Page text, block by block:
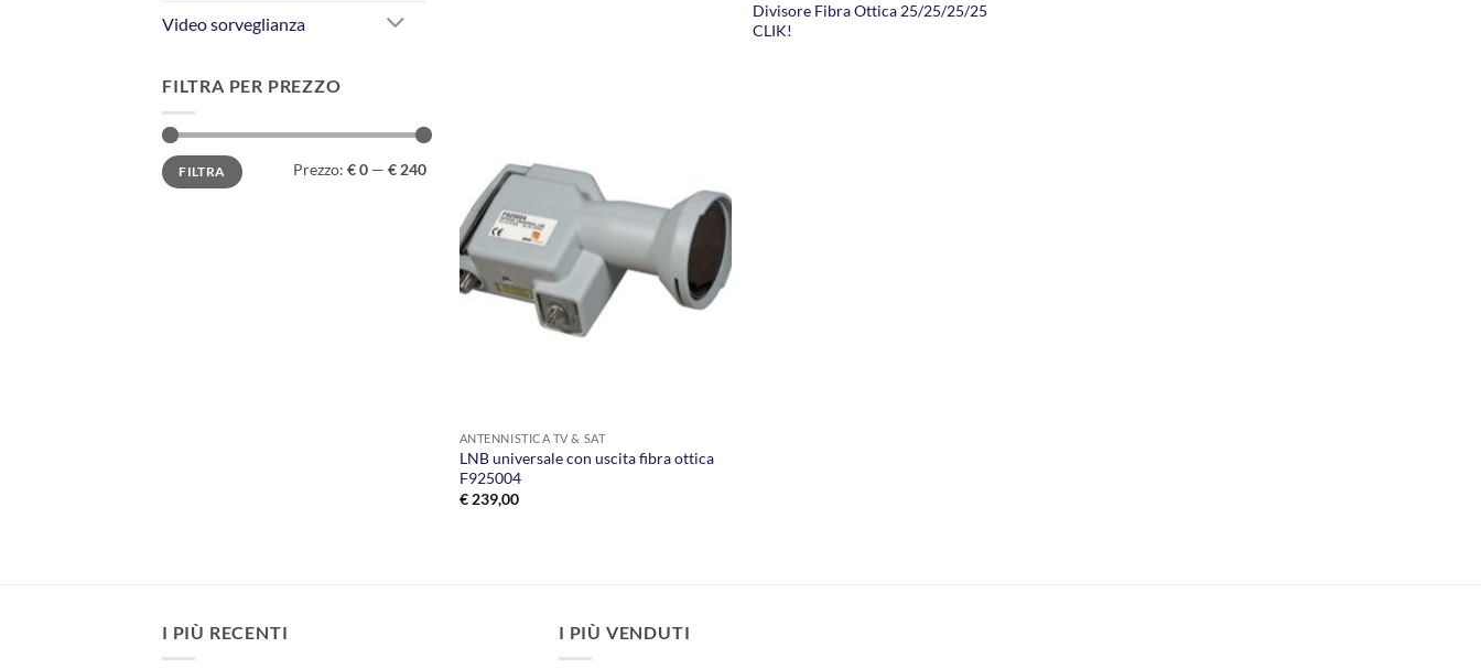
Video sorveglianza
FILTRA PER PREZZO
Prezzo
Min
Prezzo
MaxFILTRA Prezzo: € 0 — € 240
Divisore Fibra Ottica 25/25/25/25
CLIK!
LISTA DEI
DESIDERI
ANTENNISTICA TV & SAT
LNB universale con uscita fibra ottica
F925004
€239,00
I PIÙ RECENTI I PIÙ VENDUTI